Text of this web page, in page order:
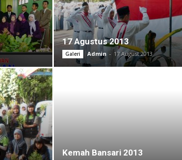
17 Agustus 2013
Galeri Admin - 17 August 2013
Kemah Bansari 2013